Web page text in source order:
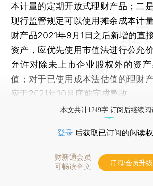
本计量的定期开放式理财产品；二
现行监管规定可以使用摊余成本计
财产品2021年9月1日之后新增的直
资产，应优先使用市值法进行公允
允许对除未上市企业股权外的资
值；对于已使用成本法估值的理财
应于2021年10月底前完成整改。
本文共计1249字 订阅后继续阅
登录 后获取已订阅的阅读
财新通会员
可畅读全文
订阅/会员升级